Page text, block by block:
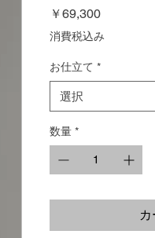
￥69,300価
消費税込み
お仕立て *
選択
数量 *